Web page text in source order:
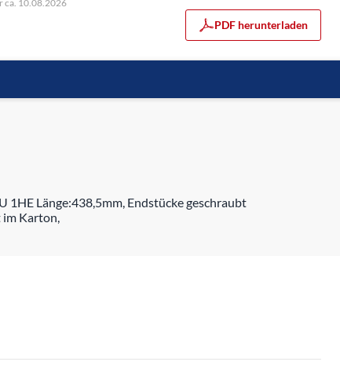
ca. 10.08.2026
PDF herunterladen
Länge:438,5mm, Endstücke geschraubt
im Karton,